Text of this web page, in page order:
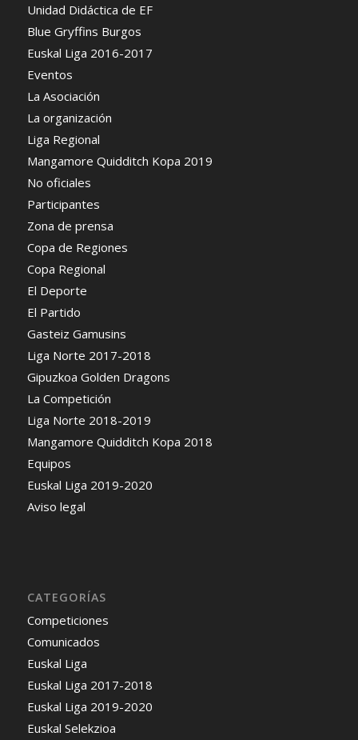
Unidad Didáctica de EF
Blue Gryffins Burgos
Euskal Liga 2016-2017
Eventos
La Asociación
La organización
Liga Regional
Mangamore Quidditch Kopa 2019
No oficiales
Participantes
Zona de prensa
Copa de Regiones
Copa Regional
El Deporte
El Partido
Gasteiz Gamusins
Liga Norte 2017-2018
Gipuzkoa Golden Dragons
La Competición
Liga Norte 2018-2019
Mangamore Quidditch Kopa 2018
Equipos
Euskal Liga 2019-2020
Aviso legal
CATEGORÍAS
Competiciones
Comunicados
Euskal Liga
Euskal Liga 2017-2018
Euskal Liga 2019-2020
Euskal Selekzioa